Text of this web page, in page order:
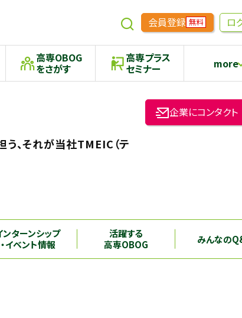
会員登録 無料 ロ
高専OBOG
をさがす
高専プラス
セミナー more
高専生コミュ
本科5年生・専
う、それが当社TMEIC（テ
企業にコンタクト
ンターンシップ
・イベント情報
活躍する
高専OBOG
みんなの